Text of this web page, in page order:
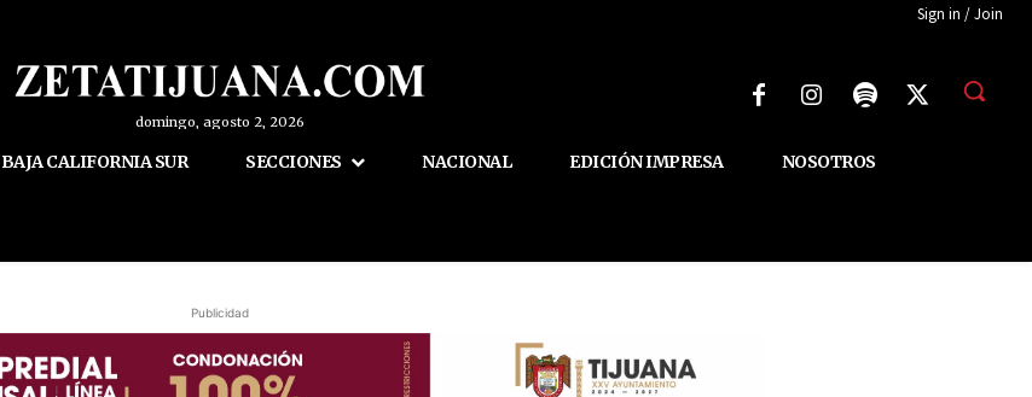
Sign in / Join
domingo, agosto 2, 2026
BAJA CALIFORNIA SUR SECCIONES NACIONAL EDICIÓN IMPRESA NOSOTROS
Publicidad